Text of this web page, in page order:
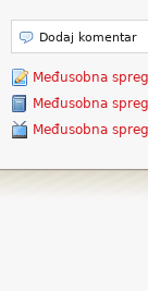
Dodaj komentar
Međusobna
Međusobna
Međusobna